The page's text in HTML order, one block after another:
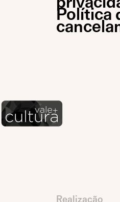
Política
Realização